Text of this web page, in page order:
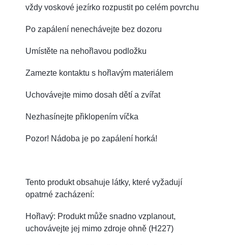
vždy voskové jezírko rozpustit po celém povrchu
Po zapálení nenechávejte bez dozoru
Umístěte na nehořlavou podložku
Zamezte kontaktu s hořlavým materiálem
Uchovávejte mimo dosah dětí a zvířat
Nezhasínejte přiklopením víčka
Pozor! Nádoba je po zapálení horká!
Tento produkt obsahuje látky, které vyžadují
opatrné zacházení:
Hořlavý: Produkt může snadno vzplanout,
uchovávejte jej mimo zdroje ohně (H227)